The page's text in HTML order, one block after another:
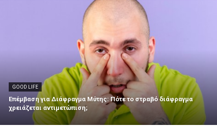
GOOD LIFE
Επέμβαση για Διάφραγμα Μύτης: Πότε το στραβό διάφραγμα
χρειάζεται αντιμετώπιση;